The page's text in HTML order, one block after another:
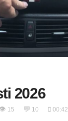
2026
15 💬 10 00:42